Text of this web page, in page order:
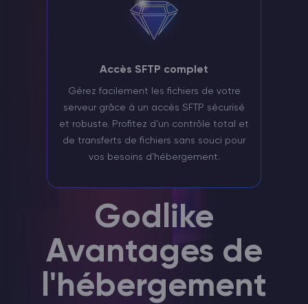
Accès SFTP complet
Gérez facilement les fichiers de votre
serveur grâce à un accès SFTP sécurisé
et robuste. Profitez d'un contrôle total et
de transferts de fichiers sans souci pour
vos besoins d'hébergement.
Godlike
Avantages de
l'hébergement